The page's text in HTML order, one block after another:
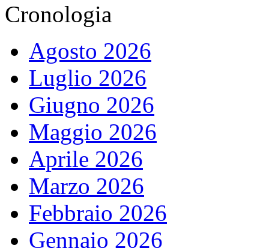
Cronologia
Agosto 2026
Luglio 2026
Giugno 2026
Maggio 2026
Aprile 2026
Marzo 2026
Febbraio 2026
Gennaio 2026